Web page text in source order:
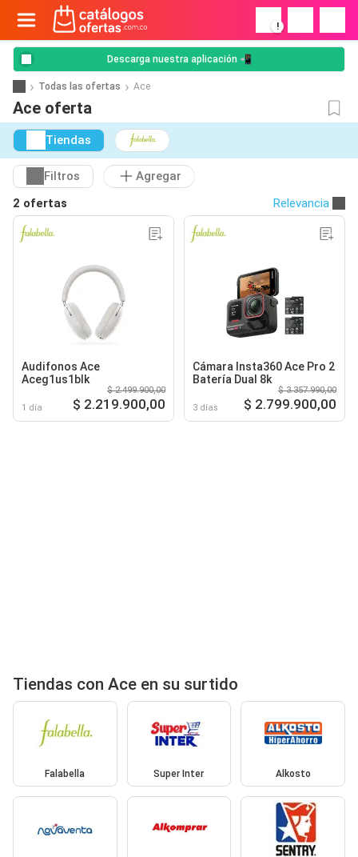
!
Descarga nuestra aplicación 📲
Todas las ofertas Ace
Ace oferta
Tiendas
Filtros
Agregar
2 ofertas
Relevancia
Audifonos Ace
Aceg1us1blk
1 día
$ 2.499.900,00
$ 2.219.900,00
Cámara Insta360 Ace Pro 2
Batería Dual 8k
3 días
$ 3.357.990,00
$ 2.799.900,00
Tiendas con Ace en su surtido
Falabella Super Inter Alkosto